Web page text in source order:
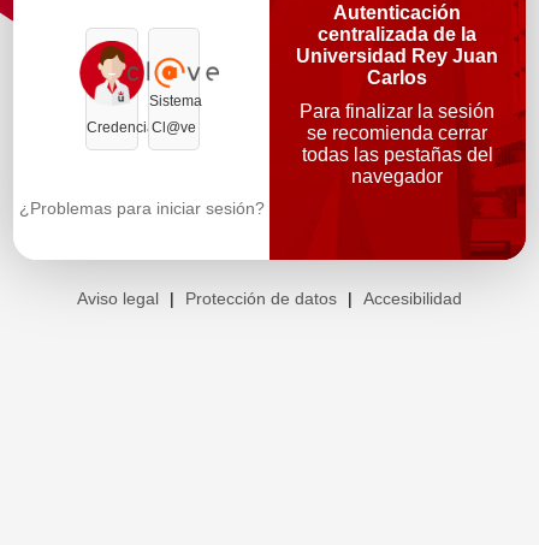
Credenciales
Sistema
Cl@ve
¿Problemas para iniciar sesión?
Autenticación
centralizada de la
Universidad Rey Juan
Carlos
Para finalizar la sesión
se recomienda cerrar
todas las pestañas del
navegador
Aviso legal | Protección de datos | Accesibilidad